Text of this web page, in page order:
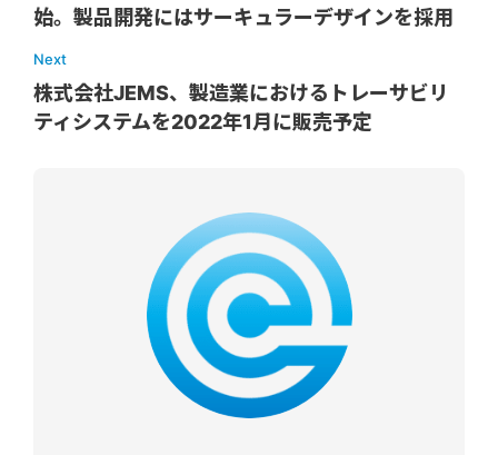
始。製品開発にはサーキュラーデザインを採用
Next
株式会社JEMS、製造業におけるトレーサビリ
ティシステムを2022年1月に販売予定